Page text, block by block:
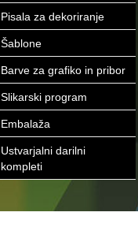
Pisala za dekoriranje
Šablone
Barve za grafiko in pribor
Slikarski program
Embalaža
Ustvarjalni darilni
kompleti